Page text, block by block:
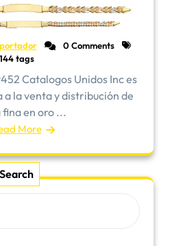
0 Comments
144 tags
Catalogos Unidos Inc es
a la venta y distribución de
en oro ...
More
Search